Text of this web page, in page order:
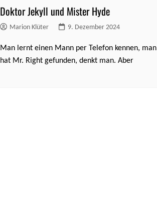
Doktor Jekyll und Mister Hyde
Marion Klüter 9. Dezember 2024
Man lernt einen Mann per Telefon kennen, man
hat Mr. Right gefunden, denkt man. Aber